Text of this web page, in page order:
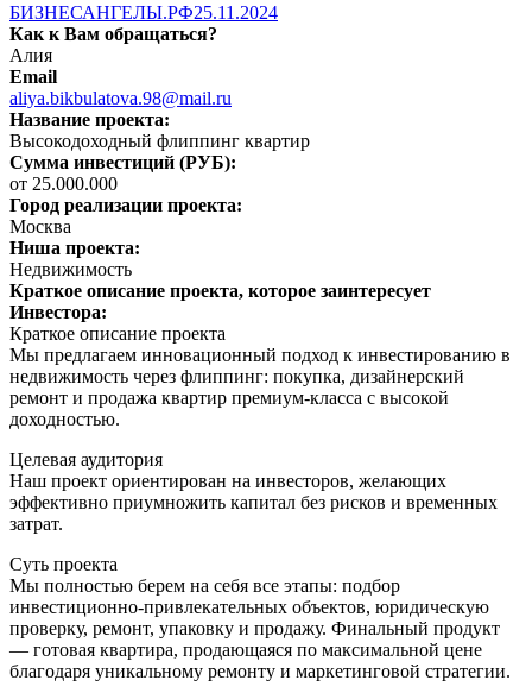
БИЗНЕСАНГЕЛЫ.РФ25.11.2024
Как к Вам обращаться?
Алия
Email
aliya.bikbulatova.98@mail.ru
Название проекта:
Высокодоходный флиппинг квартир
Сумма инвестиций (РУБ):
от 25.000.000
Город реализации проекта:
Москва
Ниша проекта:
Недвижимость
Краткое описание проекта, которое заинтересует
Инвестора:
Краткое описание проекта
Мы предлагаем инновационный подход к инвестированию в
недвижимость через флиппинг: покупка, дизайнерский
ремонт и продажа квартир премиум-класса с высокой
доходностью.
Целевая аудитория
Наш проект ориентирован на инвесторов, желающих
эффективно приумножить капитал без рисков и временных
затрат.
Суть проекта
Мы полностью берем на себя все этапы: подбор
инвестиционно-привлекательных объектов, юридическую
проверку, ремонт, упаковку и продажу. Финальный продукт
— готовая квартира, продающаяся по максимальной цене
благодаря уникальному ремонту и маркетинговой стратегии.